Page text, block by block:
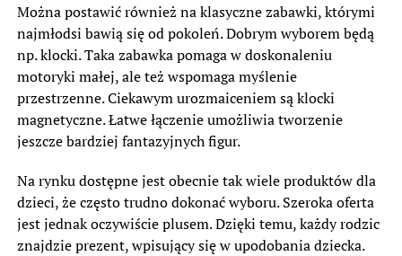
Można postawić również na klasyczne zabawki, którymi
najmłodsi bawią się od pokoleń. Dobrym wyborem będą
np. klocki. Taka zabawka pomaga w doskonaleniu
motoryki małej, ale też wspomaga myślenie
przestrzenne. Ciekawym urozmaiceniem są klocki
magnetyczne. Łatwe łączenie umożliwia tworzenie
jeszcze bardziej fantazyjnych figur.
Na rynku dostępne jest obecnie tak wiele produktów dla
dzieci, że często trudno dokonać wyboru. Szeroka oferta
jest jednak oczywiście plusem. Dzięki temu, każdy rodzic
znajdzie prezent, wpisujący się w upodobania dziecka.